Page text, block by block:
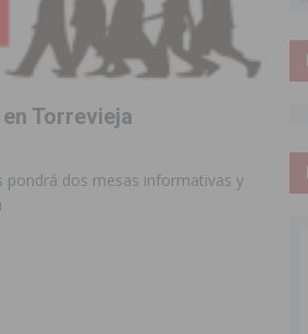
Torrevieja
pondrá dos mesas informativas y